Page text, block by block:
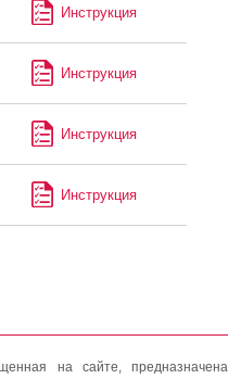
Инструкция
Инструкция
Инструкция
Инструкция
на сайте,